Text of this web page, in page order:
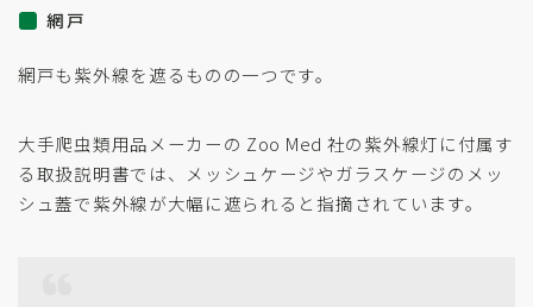
網戸
網戸も紫外線を遮るものの一つです。
大手爬虫類用品メーカーの Zoo Med 社の紫外線灯に付属す
る取扱説明書では、メッシュケージやガラスケージのメッ
シュ蓋で紫外線が大幅に遮られると指摘されています。